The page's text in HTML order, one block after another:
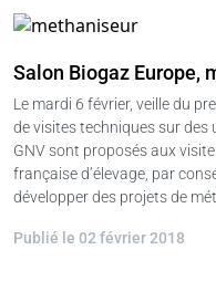
Salon Biogaz Europe,
Le mardi 6 février, veille du
de visites techniques sur
GNV sont proposés aux
française d’élevage, par
développer des projets de
Publié le 02 février 2018